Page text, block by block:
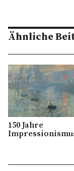
Ähnliche
150 Jahre